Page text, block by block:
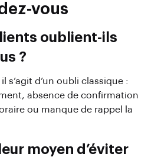
vous
oublient-ils
?
s’agit d’un oubli classique :
absence de confirmation
ou manque de rappel la
moyen d’éviter